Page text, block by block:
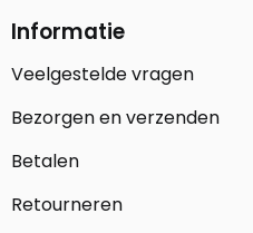
Informatie
Veelgestelde vragen
Bezorgen en verzenden
Betalen
Retourneren